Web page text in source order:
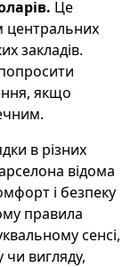
Це
центральних
закладів.
якщо
в різних
відома
і безпеку
правила
сенсі,
чи вигляду,